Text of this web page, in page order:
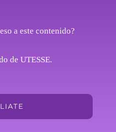
a este contenido?
de UTESSE.